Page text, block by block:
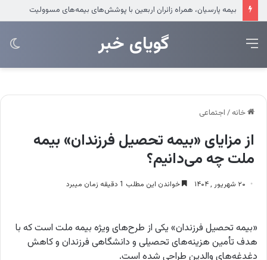
بیمه پارسیان، همراه زائران اربعین با پوشش‌های بیمه‌های مسوولیت
‌‌‌گویای خبر منو
خانه / اجتماعی
از مزایای «بیمه تحصیل فرزندان» بیمه
ملت چه می‌دانیم؟
۲۰ شهریور , ۱۴۰۴ خواندن این مطلب 1 دقیقه زمان میبرد
«بیمه تحصیل فرزندان» یکی از طرح‌های ویژه بیمه ملت است که با
هدف تأمین هزینه‌های تحصیلی و دانشگاهی فرزندان و کاهش
دغدغه‌های والدین طراحی شده است.